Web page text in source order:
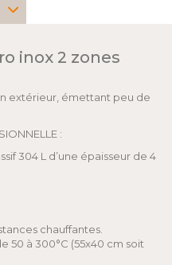
inox 2 zones
extérieur, émettant peu de
:
304 L d’une épaisseur de 4
chauffantes.
50 à 300°C (55x40 cm soit